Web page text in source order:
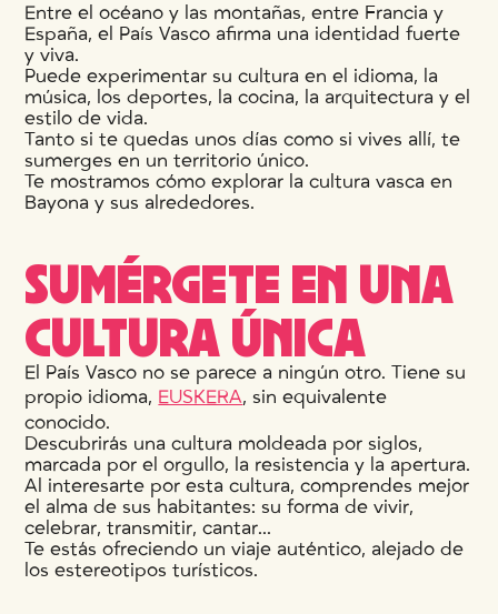
Entre el océano y las montañas, entre Francia y
España, el País Vasco afirma una identidad fuerte
y viva.
Puede experimentar su cultura en el idioma, la
música, los deportes, la cocina, la arquitectura y el
estilo de vida.
Tanto si te quedas unos días como si vives allí, te
sumerges en un territorio único.
Te mostramos cómo explorar la cultura vasca en
Bayona y sus alrededores.
SUMÉRGETE EN UNA
CULTURA ÚNICA
El País Vasco no se parece a ningún otro. Tiene su
propio idioma, EUSKERA, sin equivalente
conocido.
Descubrirás una cultura moldeada por siglos,
marcada por el orgullo, la resistencia y la apertura.
Al interesarte por esta cultura, comprendes mejor
el alma de sus habitantes: su forma de vivir,
celebrar, transmitir, cantar...
Te estás ofreciendo un viaje auténtico, alejado de
los estereotipos turísticos.